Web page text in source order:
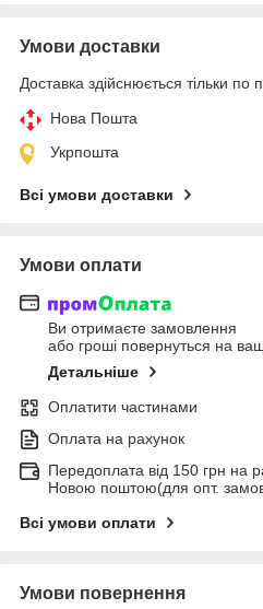
Умови доставки
Доставка здійснюється тільки по
Нова Пошта
Укрпошта
Всі умови доставки
Умови оплати
Ви отримаєте замовлення
або гроші повернуться на
Детальніше
Оплатити частинами
Оплата на рахунок
Передоплата від 150 грн на
Новою поштою(для опт.
Всі умови оплати
Умови повернення